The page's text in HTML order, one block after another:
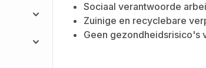
Sociaal verantwoorde
Zuinige en recyclebare
Geen gezondheidsrisico's